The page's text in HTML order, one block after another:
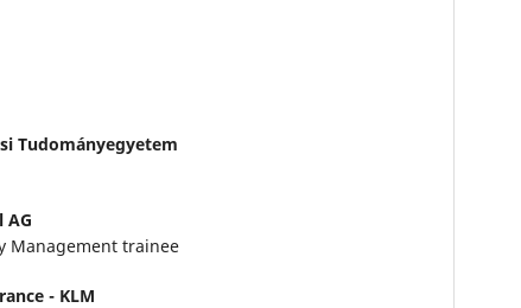
Tudományegyetem
AG
Management trainee
- KLM